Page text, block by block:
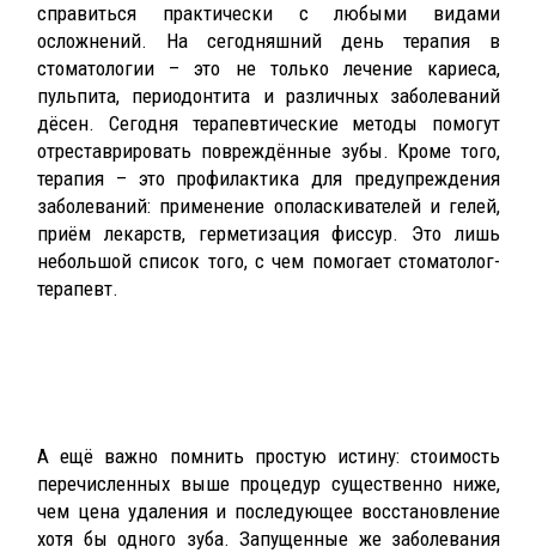
справиться практически с любыми видами
осложнений. На сегодняшний день терапия в
стоматологии – это не только лечение кариеса,
пульпита, периодонтита и различных заболеваний
дёсен. Сегодня терапевтические методы помогут
отреставрировать повреждённые зубы. Кроме того,
терапия – это профилактика для предупреждения
заболеваний: применение ополаскивателей и гелей,
приём лекарств, герметизация фиссур. Это лишь
небольшой список того, с чем помогает стоматолог-
терапевт.
А ещё важно помнить простую истину: стоимость
перечисленных выше процедур существенно ниже,
чем цена удаления и последующее восстановление
хотя бы одного зуба. Запущенные же заболевания